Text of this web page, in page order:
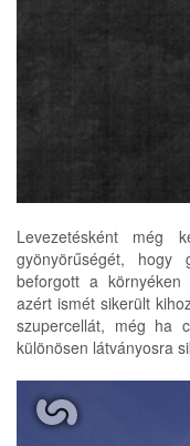
Levezetésként
gyönyörűségét, hogy
beforgott a környéken
azért ismét sikerült
szupercellát, még ha
különösen látványosra